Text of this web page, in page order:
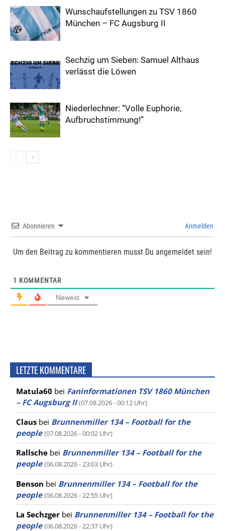
Wunschaufstellungen zu TSV 1860
München – FC Augsburg II
Sechzig um Sieben: Samuel Althaus
verlässt die Löwen
Niederlechner: “Volle Euphorie,
Aufbruchstimmung!”
Abonnieren Anmelden
Um den Beitrag zu kommentieren musst Du angemeldet sein!
1 KOMMENTAR
Newest
LETZTE KOMMENTARE
Matula60 bei Faninformationen TSV 1860 München
– FC Augsburg II (07.08.2026 - 00:12 Uhr)
Claus bei Brunnenmiller 134 – Football for the
people (07.08.2026 - 00:02 Uhr)
Rallsche bei Brunnenmiller 134 – Football for the
people (06.08.2026 - 23:03 Uhr)
Benson bei Brunnenmiller 134 – Football for the
people (06.08.2026 - 22:55 Uhr)
La Sechzger bei Brunnenmiller 134 – Football for the
people (06.08.2026 - 22:37 Uhr)